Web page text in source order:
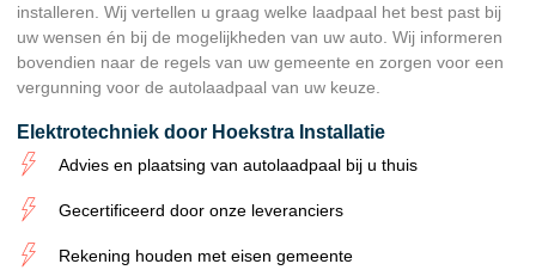
installeren. Wij vertellen u graag welke laadpaal het best past bij
uw wensen én bij de mogelijkheden van uw auto. Wij informeren
bovendien naar de regels van uw gemeente en zorgen voor een
vergunning voor de autolaadpaal van uw keuze.
Elektrotechniek door Hoekstra Installatie
Advies en plaatsing van autolaadpaal bij u thuis
Gecertificeerd door onze leveranciers
Rekening houden met eisen gemeente